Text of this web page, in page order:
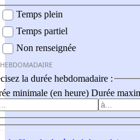
Temps plein
Temps partiel
Non renseignée
la durée hebdomadaire :
minimale (en heure) Durée